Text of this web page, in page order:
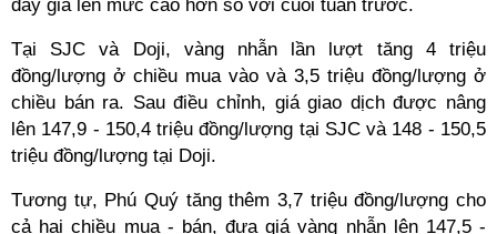
đẩy giá lên mức cao hơn so với cuối tuần trước.
Tại SJC và Doji, vàng nhẫn lần lượt tăng 4 triệu
đồng/lượng ở chiều mua vào và 3,5 triệu đồng/lượng ở
chiều bán ra. Sau điều chỉnh, giá giao dịch được nâng
lên 147,9 - 150,4 triệu đồng/lượng tại SJC và 148 - 150,5
triệu đồng/lượng tại Doji.
Tương tự, Phú Quý tăng thêm 3,7 triệu đồng/lượng cho
cả hai chiều mua - bán, đưa giá vàng nhẫn lên 147,5 -